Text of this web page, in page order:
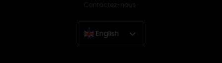
Contactez-nous
English
Chinese